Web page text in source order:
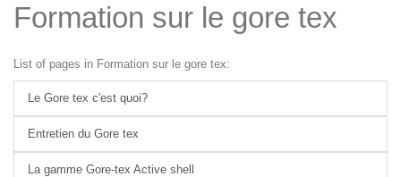
Formation sur le gore tex
List of pages in Formation sur le gore tex:
Le Gore tex c'est quoi?
Entretien du Gore tex
La gamme Gore-tex Active shell